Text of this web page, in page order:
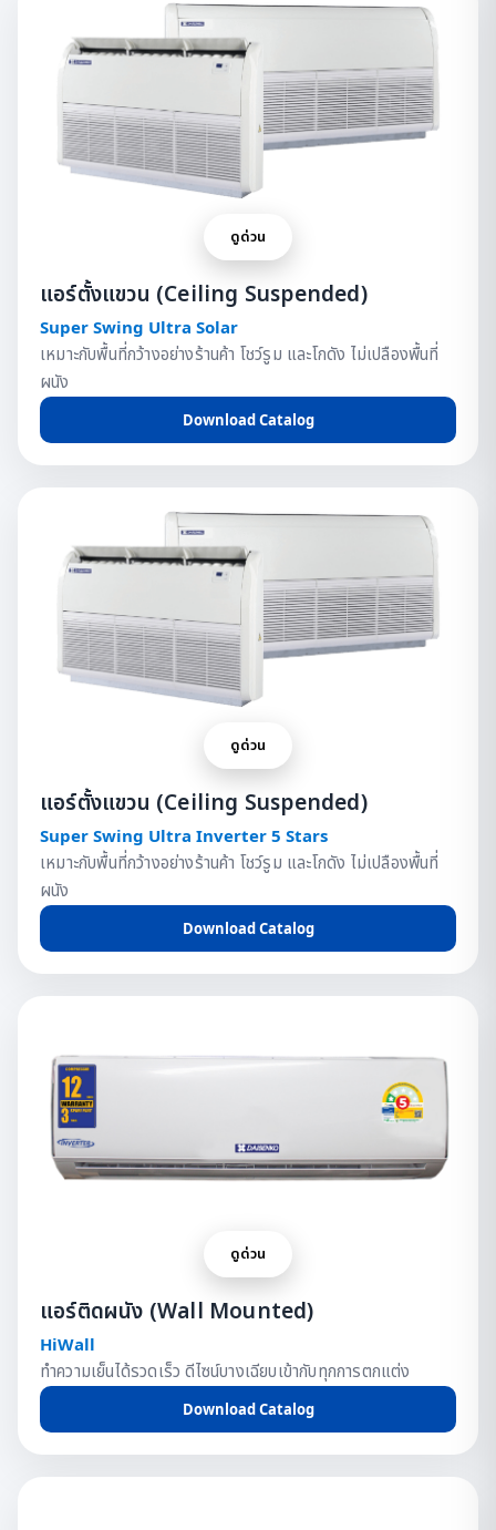
ดูด่วน
แอร์ตั้งแขวน (Ceiling Suspended)
Super Swing Ultra Solar
เหมาะกับพื้นที่กว้างอย่างร้านค้า โชว์รูม และโกดัง ไม่เปลืองพื้นที่
ผนัง
Download Catalog
ดูด่วน
แอร์ตั้งแขวน (Ceiling Suspended)
Super Swing Ultra Inverter 5 Stars
เหมาะกับพื้นที่กว้างอย่างร้านค้า โชว์รูม และโกดัง ไม่เปลืองพื้นที่
ผนัง
Download Catalog
ดูด่วน
แอร์ติดผนัง (Wall Mounted)
HiWall
ทำความเย็นได้รวดเร็ว ดีไซน์บางเฉียบเข้ากับทุกการตกแต่ง
Download Catalog